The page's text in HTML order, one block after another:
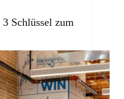
Schlüssel zum